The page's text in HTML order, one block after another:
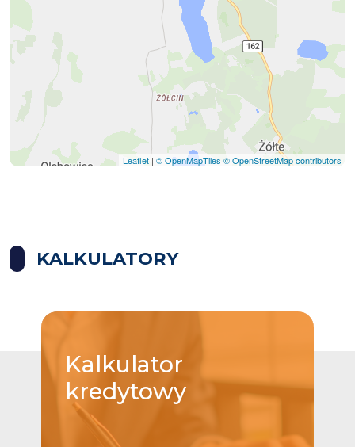
Leaflet | © OpenMapTiles © OpenStreetMap contributors
KALKULATORY
Kalkulator
kredytowy